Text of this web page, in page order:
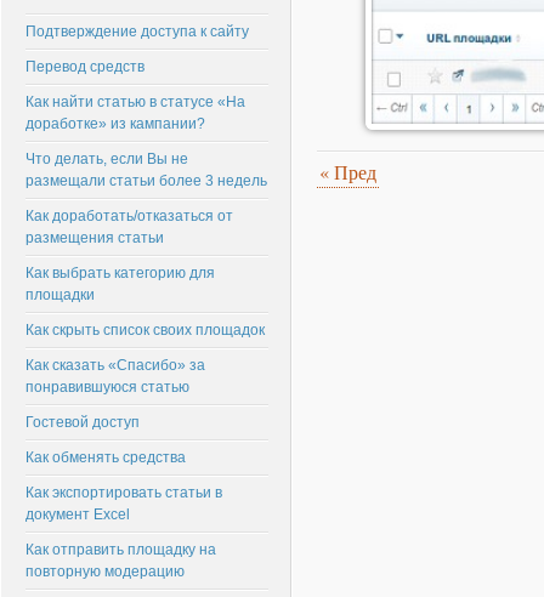
«Пред
Подтверждение доступа к сайту
Перевод средств
Как найти статью в статусе «На
доработке» из кампании?
Что делать, если Вы не
размещали статьи более 3 недель
Как доработать/отказаться от
размещения статьи
Как выбрать категорию для
площадки
Как скрыть список своих площадок
Как сказать «Спасибо» за
понравившуюся статью
Гостевой доступ
Как обменять средства
Как экспортировать статьи в
документ Excel
Как отправить площадку на
повторную модерацию